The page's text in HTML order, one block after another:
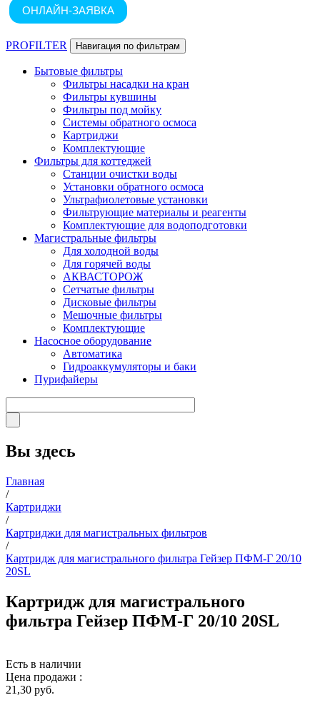
ОНЛАЙН-ЗАЯВКА
PROFILTER Навигация по фильтрам
Бытовые фильтры
Фильтры насадки на кран
Фильтры кувшины
Фильтры под мойку
Системы обратного осмоса
Картриджи
Комплектующие
Фильтры для коттеджей
Станции очистки воды
Установки обратного осмоса
Ультрафиолетовые установки
Фильтрующие материалы и реагенты
Комплектующие для водоподготовки
Магистральные фильтры
Для холодной воды
Для горячей воды
АКВАСТОРОЖ
Сетчатые фильтры
Дисковые фильтры
Мешочные фильтры
Комплектующие
Насосное оборудование
Автоматика
Гидроаккумуляторы и баки
Пурифайеры
Вы здесь
Главная
/
Картриджи
/
Картриджи для магистральных фильтров
/
Картридж для магистрального фильтра Гейзер ПФМ-Г 20/10
20SL
Картридж для магистрального
фильтра Гейзер ПФМ-Г 20/10 20SL
Есть в наличии
Цена продажи :
21,30 руб.